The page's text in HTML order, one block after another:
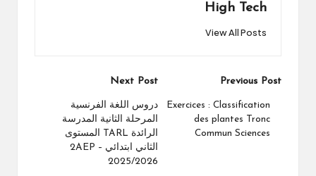
High Tech
View All Posts
Post
navigation
Previous Post
Exercices : Classification
des plantes Tronc
Commun Sciences
Next Post
دروس اللغة الفرنسية
المرحلة الثانية المدرسة
الرائدة TARL المستوى
الثاني ابتدائي 2AEP –
2025/2026